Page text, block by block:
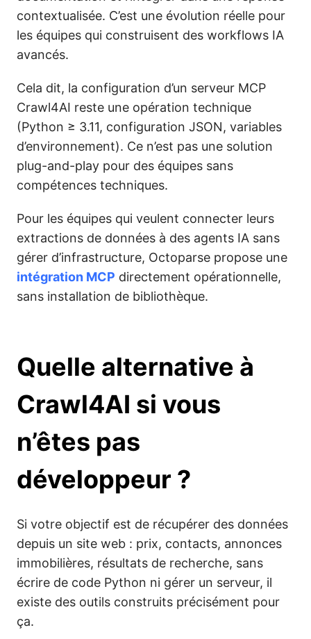
contextualisée. C’est une évolution réelle pour
les équipes qui construisent des workflows IA
avancés.
Cela dit, la configuration d’un serveur MCP
Crawl4AI reste une opération technique
(Python ≥ 3.11, configuration JSON, variables
d’environnement). Ce n’est pas une solution
plug-and-play pour des équipes sans
compétences techniques.
Pour les équipes qui veulent connecter leurs
extractions de données à des agents IA sans
gérer d’infrastructure, Octoparse propose une
intégration MCP directement opérationnelle,
sans installation de bibliothèque.
Quelle alternative à
Crawl4AI si vous
n’êtes pas
développeur ?
Si votre objectif est de récupérer des données
depuis un site web : prix, contacts, annonces
immobilières, résultats de recherche, sans
écrire de code Python ni gérer un serveur, il
existe des outils construits précisément pour
ça.